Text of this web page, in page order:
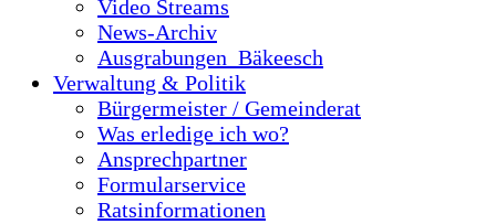
Video Streams
News-Archiv
Ausgrabungen_Bäkeesch
Verwaltung & Politik
Bürgermeister / Gemeinderat
Was erledige ich wo?
Ansprechpartner
Formularservice
Ratsinformationen